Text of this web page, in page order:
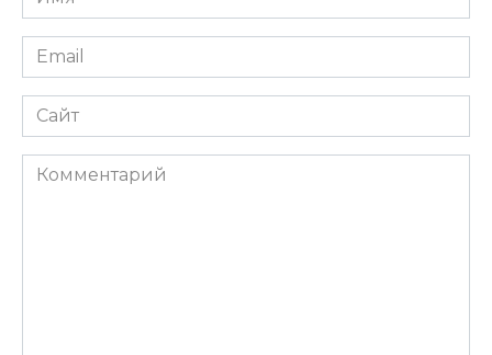
*
Email
*
Сайт
Комментарий